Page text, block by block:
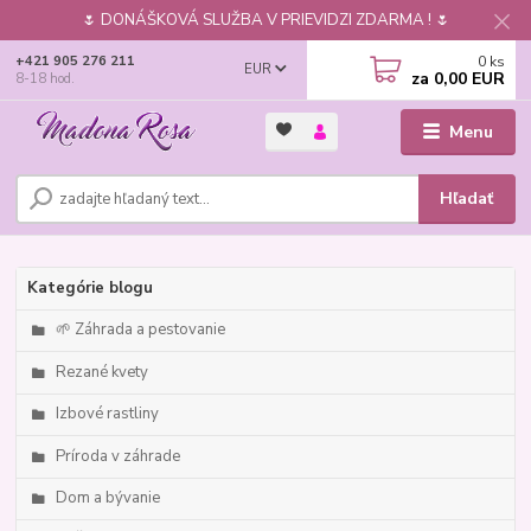
🌷 DONÁŠKOVÁ SLUŽBA V PRIEVIDZI ZDARMA ! 🌷
Menu
EUR
Hľadať
+421 905 276 211
8-18 hod.
0 ks
za 0,00 EUR
Kategórie blogu
🌱 Záhrada a pestovanie
Rezané kvety
Izbové rastliny
Príroda v záhrade
Dom a bývanie